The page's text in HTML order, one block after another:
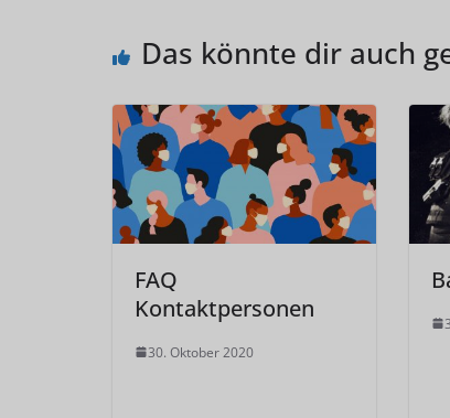
Das könnte dir auch
FAQ
Kontaktpersonen
30. Oktober 2020